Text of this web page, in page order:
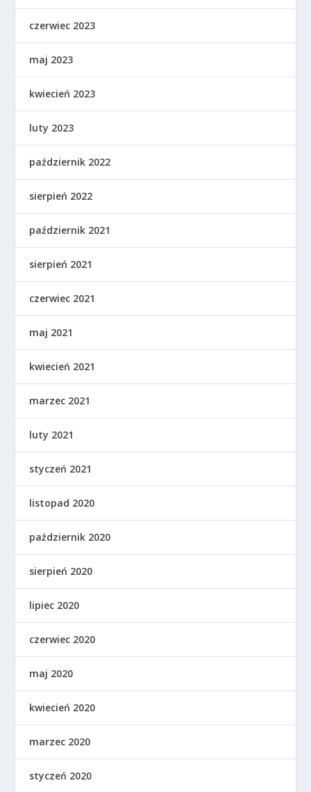
czerwiec 2023
maj 2023
kwiecień 2023
luty 2023
październik 2022
sierpień 2022
październik 2021
sierpień 2021
czerwiec 2021
maj 2021
kwiecień 2021
marzec 2021
luty 2021
styczeń 2021
listopad 2020
październik 2020
sierpień 2020
lipiec 2020
czerwiec 2020
maj 2020
kwiecień 2020
marzec 2020
styczeń 2020